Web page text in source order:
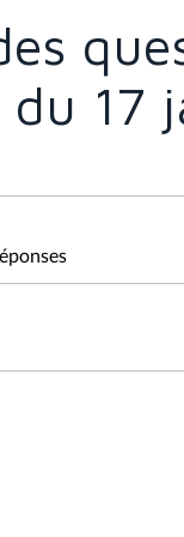
du 17